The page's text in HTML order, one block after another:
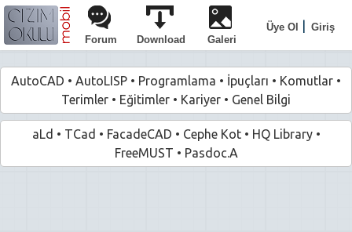
Üye Ol
Giriş
Forum
Download Galeri
AutoCAD • AutoLISP • Programlama • İpuçları • Komutlar •
Terimler • Eğitimler • Kariyer • Genel Bilgi
aLd • TCad • FacadeCAD • Cephe Kot• HQ Library•
FreeMUST • Pasdoc.A